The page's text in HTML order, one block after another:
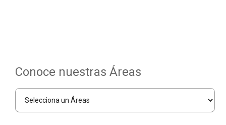
Conoce nuestras Áreas